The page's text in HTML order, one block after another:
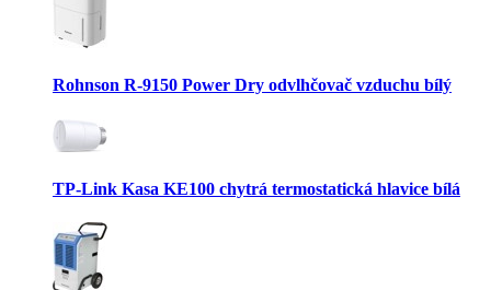
Rohnson R-9150 Power Dry odvlhčovač vzduchu bílý
TP-Link Kasa KE100 chytrá termostatická hlavice bílá